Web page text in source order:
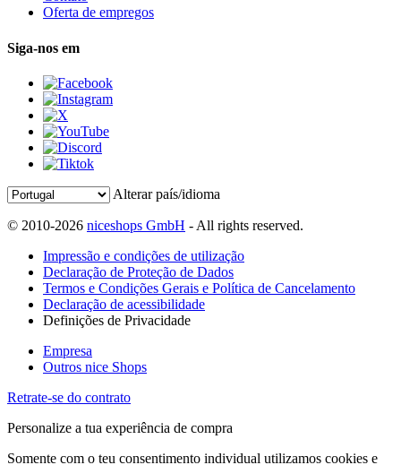
Oferta de empregos
Siga-nos em
Alterar país/idioma
© 2010-2026 niceshops GmbH - All rights reserved.
Impressão e condições de utilização
Declaração de Proteção de Dados
Termos e Condições Gerais e Política de Cancelamento
Declaração de acessibilidade
Definições de Privacidade
Empresa
Outros nice Shops
Retrate-se do contrato
Personalize a tua experiência de compra
Somente com o teu consentimento individual utilizamos cookies e